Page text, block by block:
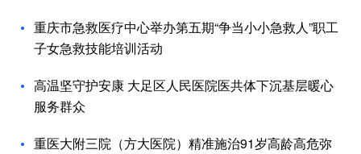
重庆市急救医疗中心举办第五期“争当小小急救人”职工
子女急救技能培训活动
高温坚守护安康 大足区人民医院医共体下沉基层暖心
服务群众
重医大附三院（方大医院）精准施治91岁高龄高危弥